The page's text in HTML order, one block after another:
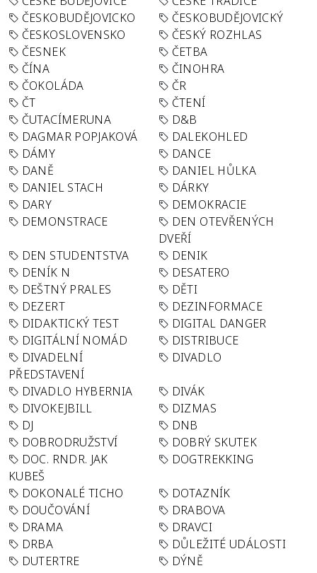
ČESKOBUDĚJOVICKO
ČESKOBUDĚJOVICKÝ
ČESKOSLOVENSKO
ČESKÝ ROZHLAS
ČESNEK
ČETBA
ČÍNA
ČINOHRA
ČOKOLÁDA
ČR
ČT
ČTENÍ
ČUTACÍMERUNA
D&B
DAGMAR POPJAKOVÁ
DALEKOHLED
DÁMY
DANCE
DANĚ
DANIEL HŮLKA
DANIEL STACH
DÁRKY
DARY
DEMOKRACIE
DEMONSTRACE
DEN OTEVŘENÝCH
DVEŘÍ
DEN STUDENTSTVA
DENIK
DENÍK N
DESATERO
DEŠTNÝ PRALES
DĚTI
DEZERT
DEZINFORMACE
DIDAKTICKÝ TEST
DIGITAL DANGER
DIGITÁLNÍ NOMÁD
DISTRIBUCE
DIVADELNÍ
PŘEDSTAVENÍ
DIVADLO
DIVADLO HYBERNIA
DIVÁK
DIVOKEJBILL
DIZMAS
DJ
DNB
DOBRODRUŽSTVÍ
DOBRÝ SKUTEK
DOC. RNDR. JAK
KUBEŠ
DOGTREKKING
DOKONALÉ TICHO
DOTAZNÍK
DOUČOVÁNÍ
DRABOVA
DRAMA
DRAVCI
DRBA
DŮLEŽITÉ UDÁLOSTI
DUTERTRE
DÝNĚ